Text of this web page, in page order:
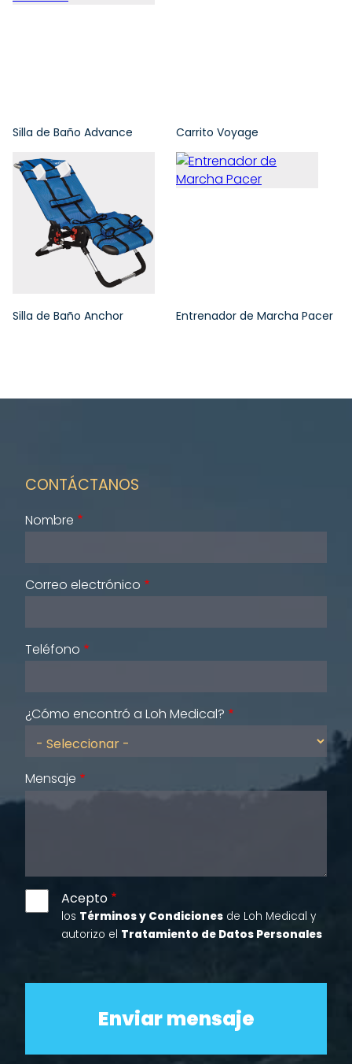
Silla de Baño Advance Carrito Voyage
Silla de Baño Anchor Entrenador de Marcha Pacer
CONTÁCTANOS
Nombre
Correo electrónico
Teléfono
¿Cómo encontró a Loh Medical?
Mensaje
Acepto
los Términos y Condiciones de Loh Medical y
autorizo el Tratamiento de Datos Personales